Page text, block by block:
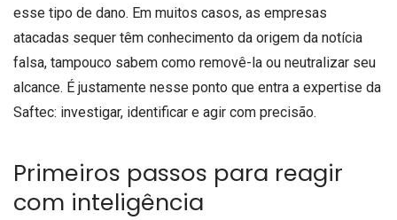
esse tipo de dano. Em muitos casos, as empresas
atacadas sequer têm conhecimento da origem da notícia
falsa, tampouco sabem como removê-la ou neutralizar seu
alcance. É justamente nesse ponto que entra a expertise da
Saftec: investigar, identificar e agir com precisão.
Primeiros passos para reagir
com inteligência